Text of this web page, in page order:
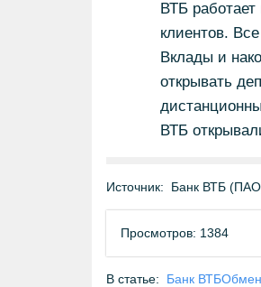
ВТБ
клиентов.
Вклады и
открывать
ВТБ
Источник: Банк ВТБ
Просмотров: 1384
В статье: Банк ВТБ